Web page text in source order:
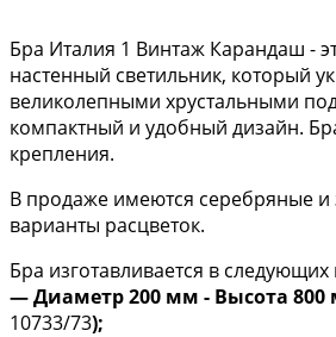
Бра Италия 1 Винтаж Карандаш -
настенный светильник, который
великолепными хрустальными
компактный и удобный дизайн.
крепления.
В продаже имеются серебряные и
варианты расцветок.
Бра изготавливается в следующих
— Диаметр 200 мм - Высота 800
10733/73);